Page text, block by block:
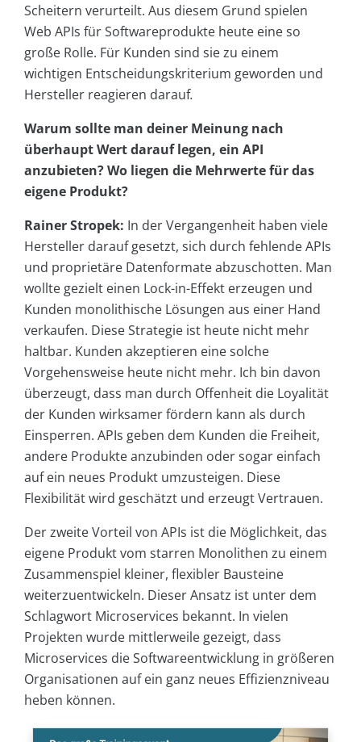
Scheitern verurteilt. Aus diesem Grund spielen
Web APIs für Softwareprodukte heute eine so
große Rolle. Für Kunden sind sie zu einem
wichtigen Entscheidungskriterium geworden und
Hersteller reagieren darauf.
Warum sollte man deiner Meinung nach
überhaupt Wert darauf legen, ein API
anzubieten? Wo liegen die Mehrwerte für das
eigene Produkt?
Rainer Stropek: In der Vergangenheit haben viele
Hersteller darauf gesetzt, sich durch fehlende APIs
und proprietäre Datenformate abzuschotten. Man
wollte gezielt einen Lock-in-Effekt erzeugen und
Kunden monolithische Lösungen aus einer Hand
verkaufen. Diese Strategie ist heute nicht mehr
haltbar. Kunden akzeptieren eine solche
Vorgehensweise heute nicht mehr. Ich bin davon
überzeugt, dass man durch Offenheit die Loyalität
der Kunden wirksamer fördern kann als durch
Einsperren. APIs geben dem Kunden die Freiheit,
andere Produkte anzubinden oder sogar einfach
auf ein neues Produkt umzusteigen. Diese
Flexibilität wird geschätzt und erzeugt Vertrauen.
Der zweite Vorteil von APIs ist die Möglichkeit, das
eigene Produkt vom starren Monolithen zu einem
Zusammenspiel kleiner, flexibler Bausteine
weiterzuentwickeln. Dieser Ansatz ist unter dem
Schlagwort Microservices bekannt. In vielen
Projekten wurde mittlerweile gezeigt, dass
Microservices die Softwareentwicklung in größeren
Organisationen auf ein ganz neues Effizienzniveau
heben können.